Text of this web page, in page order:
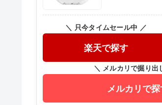
＼ 只今タイムセール中 ／
楽天で探す
＼ メルカリで掘り出
メルカリで探